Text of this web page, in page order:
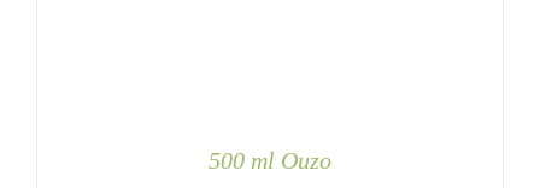
500 ml Ouzo